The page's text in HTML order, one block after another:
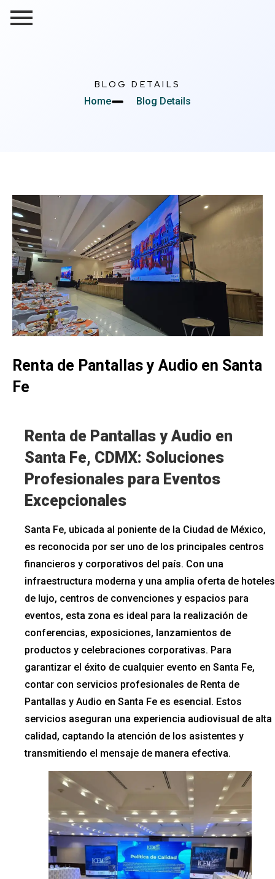
BLOG DETAILS
Home Blog Details
Renta de Pantallas y Audio en Santa
Fe
Renta de Pantallas y Audio en
Santa Fe, CDMX: Soluciones
Profesionales para Eventos
Excepcionales
Santa Fe, ubicada al poniente de la Ciudad de México,
es reconocida por ser uno de los principales centros
financieros y corporativos del país. Con una
infraestructura moderna y una amplia oferta de hoteles
de lujo, centros de convenciones y espacios para
eventos, esta zona es ideal para la realización de
conferencias, exposiciones, lanzamientos de
productos y celebraciones corporativas. Para
garantizar el éxito de cualquier evento en Santa Fe,
contar con servicios profesionales de Renta de
Pantallas y Audio en Santa Fe es esencial. Estos
servicios aseguran una experiencia audiovisual de alta
calidad, captando la atención de los asistentes y
transmitiendo el mensaje de manera efectiva.